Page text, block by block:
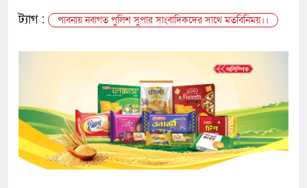
ট্যাগ :
পাবনায় নবাগত পুলিশ সুপার সাংবাদিকদের সাথে মতবিনিময়।।